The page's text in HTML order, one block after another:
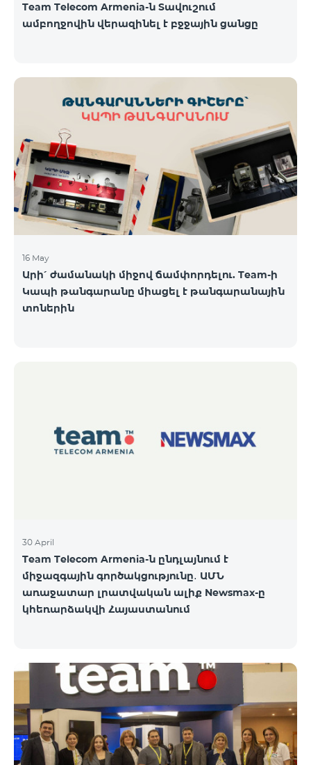
Team Telecom Armenia-ն Տավուշում
ամբողջովին վերազինել է բջջային ցանցը
16 May
Արի՛ ժամանակի միջով ճամփորդելու. Team-ի
Կապի թանգարանը միացել է թանգարանային
տոներին
30 April
Team Telecom Armenia-ն ընդլայնում է
միջազգային գործակցությունը․ ԱՄՆ
առաջատար լրատվական ալիք Newsmax-ը
կհեռարձակվի Հայաստանում